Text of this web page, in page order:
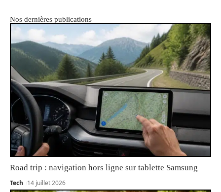
Nos dernières publications
Road trip : navigation hors ligne sur tablette Samsung
Tech 14 juillet 2026